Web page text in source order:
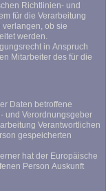
Richtlinien- und
für die Verarbeitung
ob sie
werden.
in Anspruch
Mitarbeiter des für die
Daten betroffene
und Verordnungsgeber
Verantwortlichen
gespeicherten
hat der Europäische
Person Auskunft